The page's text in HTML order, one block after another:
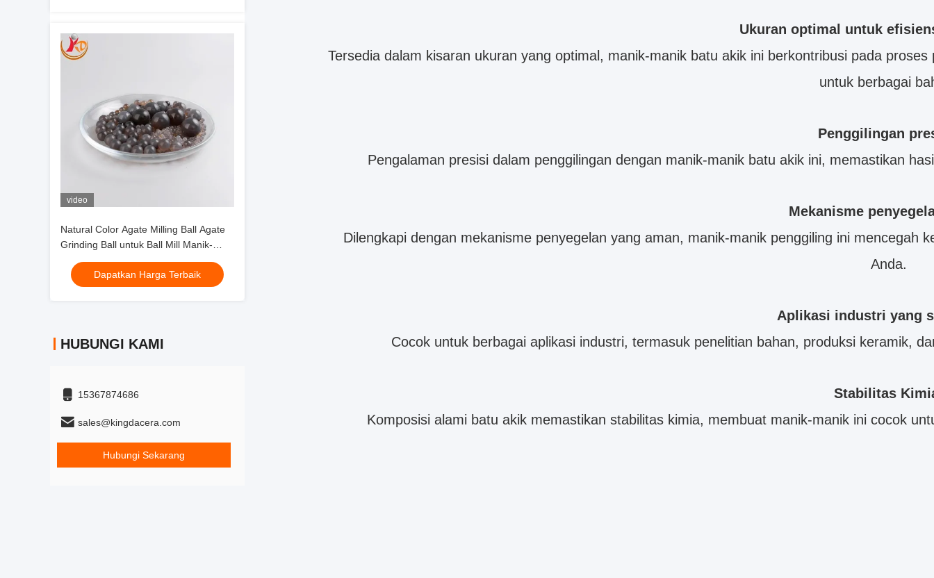
video
Natural Color Agate Milling Ball Agate
Grinding Ball untuk Ball Mill Manik-
manik Agate Merah
Dapatkan Harga Terbaik
HUBUNGI KAMI
15367874686
sales@kingdacera.com
Hubungi Sekarang
Ukuran optimal untuk
Tersedia dalam kisaran ukuran yang optimal, manik-manik batu akik ini berkontribusi pada
untuk berbagai
Penggilingan
Pengalaman presisi dalam penggilingan dengan manik-manik batu akik ini, memastikan
Mekanisme
Dilengkapi dengan mekanisme penyegelan yang aman, manik-manik penggiling ini
Anda.
Aplikasi industri yang
Cocok untuk berbagai aplikasi industri, termasuk penelitian bahan, produksi keramik,
Stabilitas
Komposisi alami batu akik memastikan stabilitas kimia, membuat manik-manik ini cocok